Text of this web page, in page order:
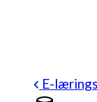
E-